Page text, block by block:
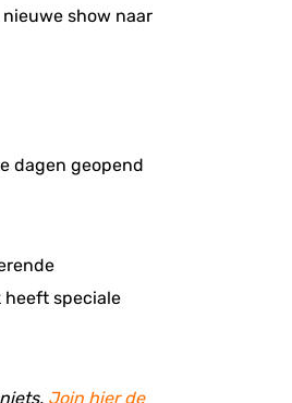
show naar
dagen geopend
heeft speciale
Join hier de